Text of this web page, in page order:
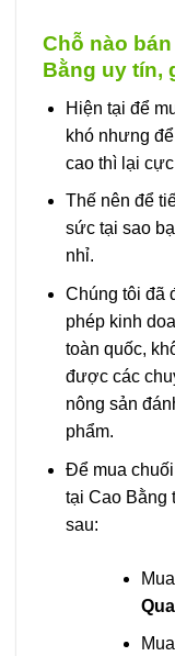
Chỗ nào
Bằng uy tín,
Hiện tại để
khó nhưng
cao thì lại
Thế nên để
sức tại sao
nhỉ.
Chúng tôi đã
phép kinh
toàn quốc,
được các
nông sản
phẩm.
Để mua
tại Cao Bằng
sau: